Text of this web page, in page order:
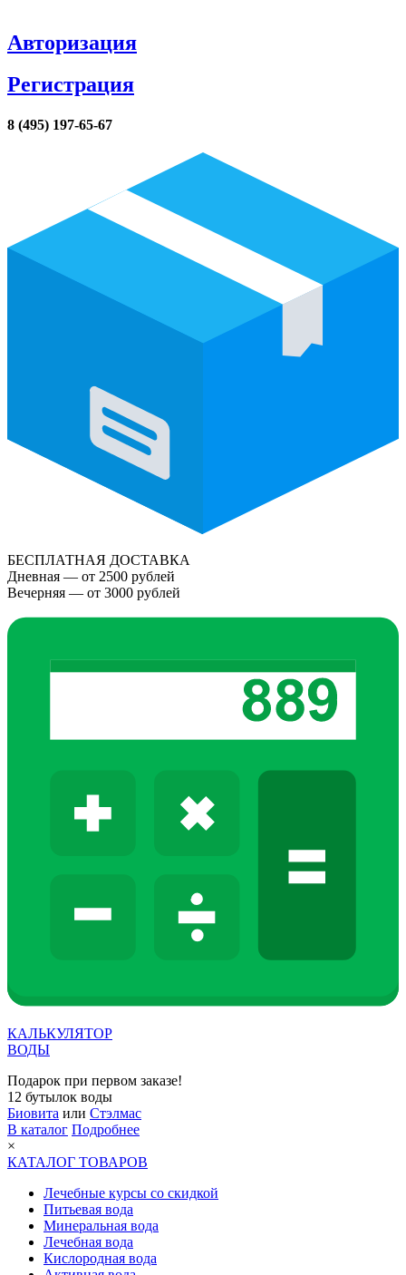
Авторизация
Регистрация
8 (495) 197-65-67
БЕСПЛАТНАЯ ДОСТАВКА
Дневная — от 2500 рублей
Вечерняя — от 3000 рублей
КАЛЬКУЛЯТОР
ВОДЫ
Подарок при первом заказе!
12 бутылок воды
Биовита или Стэлмас
В каталог Подробнее
×
КАТАЛОГ ТОВАРОВ
Лечебные курсы со скидкой
Питьевая вода
Минеральная вода
Лечебная вода
Кислородная вода